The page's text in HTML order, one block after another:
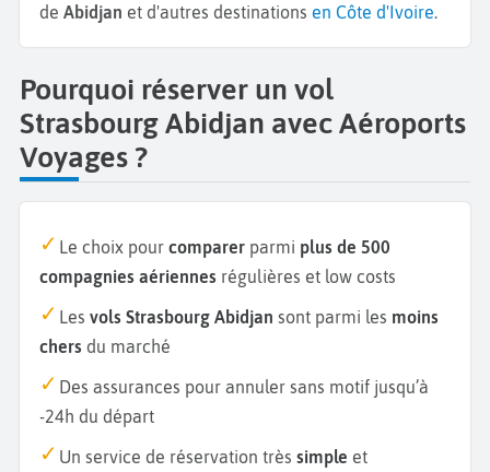
de Abidjan et d'autres destinations en Côte d'Ivoire.
Pourquoi réserver un vol
Strasbourg Abidjan avec Aéroports
Voyages ?
Le choix pour comparer parmi plus de 500
compagnies aériennes régulières et low costs
Les vols Strasbourg Abidjan sont parmi les moins
chers du marché
Des assurances pour annuler sans motif jusqu’à
-24h du départ
Un service de réservation très simple et